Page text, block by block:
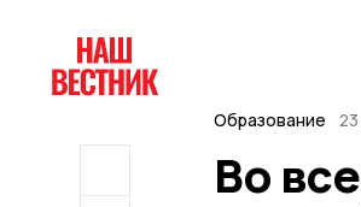
Образование
Во